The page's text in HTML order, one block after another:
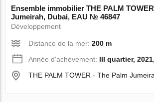
Ensemble immobilier THE PALM
Jumeirah, Dubai, EAU № 46847
Développement
Distance de la mer:200 m
Année d'achèvement: III quartier,
THE PALM TOWER - The Palm